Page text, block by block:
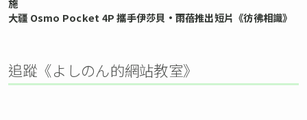
施
大疆 Osmo Pocket 4P 攜手伊莎貝•雨蓓推出短片《彷彿相識》
追蹤《よしのん的網站教室》